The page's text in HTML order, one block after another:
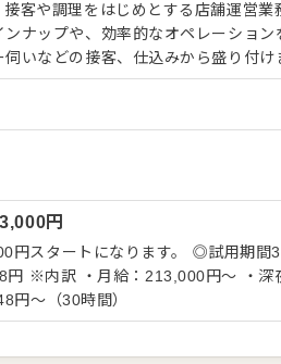
客や調理をはじめとする店舗運営
ナップや、効率的なオペレーショ
いなどの接客、仕込みから盛り付け
段階的に身につけていただきます。 大手チェーン
たず、各店舗で3〜4日間かけて豚骨
特徴です。ネギのカットやチャー
す。 キャリアに合わせた社内カリキュラムや明
、合格すれば翌月から役職と給与が
能です。 ＜おすすめポイント＞ 自動発注やセルフ
あたりの厚い社員配置により、残業
休を取得して旅行を楽しむ社員も少
夜勤務を含む24時間営業ながら無
円
円スタートになります。 ◎試用期間3
円 ※内訳 ・月給：213,000円～ ・深
円～（30時間）